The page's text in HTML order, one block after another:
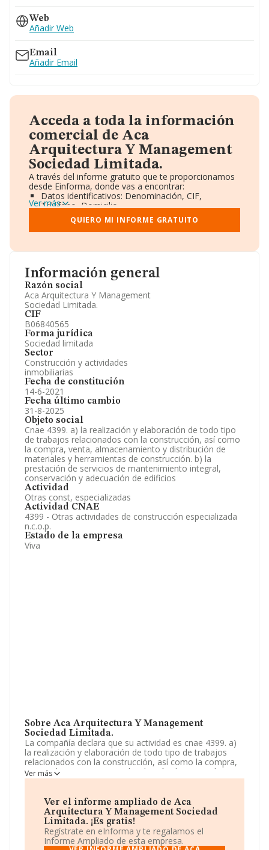
Información general
Razón social
Aca Arquitectura Y Management
Sociedad Limitada.
CIF
B06840565
Forma jurídica
Sociedad limitada
Sector
Construcción y actividades
inmobiliarias
Fecha de constitución
14-6-2021
Fecha último cambio
31-8-2025
Objeto social
Cnae 4399. a) la realización y elaboración de todo tipo
de trabajos relacionados con la construcción, así como
la compra, venta, almacenamiento y distribución de
materiales y herramientas de construcción. b) la
prestación de servicios de mantenimiento integral,
conservación y adecuación de edificios
Actividad
Otras const, especializadas
Actividad CNAE
4399 - Otras actividades de construcción especializada
n.c.o.p.
Estado de la empresa
Viva
Sobre Aca Arquitectura Y Management
Sociedad Limitada.
La compañía declara que su actividad es cnae 4399. a)
la realización y elaboración de todo tipo de trabajos
relacionados con la construcción, así como la compra,
venta, almacenamiento y distribución de materiales y
herramientas de construcción. b) la prestación de
adecuación de edificios. La sociedad está registrada
como Sociedad Limitada. Tiene CNAE: 4399 - 'Otras
actividades de construcción especializada n.c.o.p.'. La
empresa no tiene actividad en mercados exteriores.
Ver más
Ver el informe ampliado de Aca
Arquitectura Y Management Sociedad
Limitada. ¡Es gratis!
Regístrate en eInforma y te regalamos el
Informe Ampliado de esta empresa.
Web
Añadir Web
Email
Añadir Email
Acceda a toda la información
comercial de Aca
Arquitectura Y Management
Sociedad Limitada.
A través del informe gratuito que te proporcionamos
desde Einforma, donde vas a encontrar:
Datos identificativos: Denominación, CIF,
Teléfono, Domicilio.
Informe Mercantil Completo (BORME).
Gráficos de Evolución Ventas y Empleados.
Consejo de Administración y Administradores.
Accionistas.
Artículos de prensa publicados sobre la empresa.
Información oficial y registral complementaria.
Ver más
QUIERO MI INFORME GRATUITO